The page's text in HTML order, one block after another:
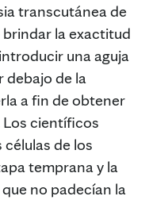
transcutánea de
brindar la exactitud
una aguja
debajo de la
a fin de obtener
científicos
de los
temprana y la
no padecían la